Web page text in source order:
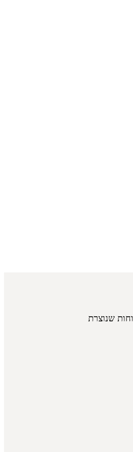
שנוצרת